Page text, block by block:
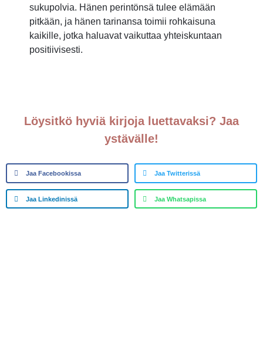
sukupolvia. Hänen perintönsä tulee elämään
pitkään, ja hänen tarinansa toimii rohkaisuna
kaikille, jotka haluavat vaikuttaa yhteiskuntaan
positiivisesti.
Löysitkö hyviä kirjoja luettavaksi? Jaa
ystävälle!
Jaa Facebookissa Jaa Twitterissä
Jaa Linkedinissä Jaa Whatsapissa